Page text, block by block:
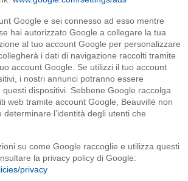
Google e sei connesso ad esso mentre
hai autorizzato Google a collegare la tua
al tuo account Google per personalizzare
i dati di navigazione raccolti tramite
account Google. Se utilizzi il tuo account
i nostri annunci potranno essere
dispositivi. Sebbene Google raccolga
web tramite account Google, Beauvillé non
l’identità degli utenti che
su come Google raccoglie e utilizza questi
la privacy policy di Google:
privacy